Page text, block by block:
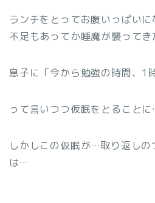
ランチをとってお腹いっぱい
不足もあってか睡魔が襲って
息子に「今から勉強の時間、1
って言いつつ仮眠をとること
しかしこの仮眠が…取り返しの
は…